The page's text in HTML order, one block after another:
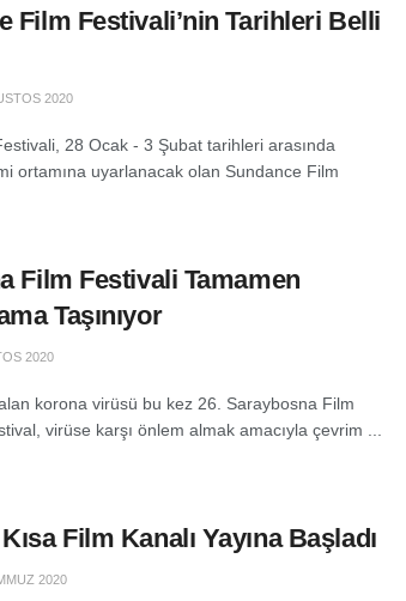
Film Festivali’nin Tarihleri Belli
2020
28 Ocak - 3 Şubat tarihleri arasında
ortamına uyarlanacak olan Sundance Film
Film Festivali Tamamen
Taşınıyor
2020
korona virüsü bu kez 26. Saraybosna Film
virüse karşı önlem almak amacıyla çevrim ...
Film Kanalı Yayına Başladı
2020